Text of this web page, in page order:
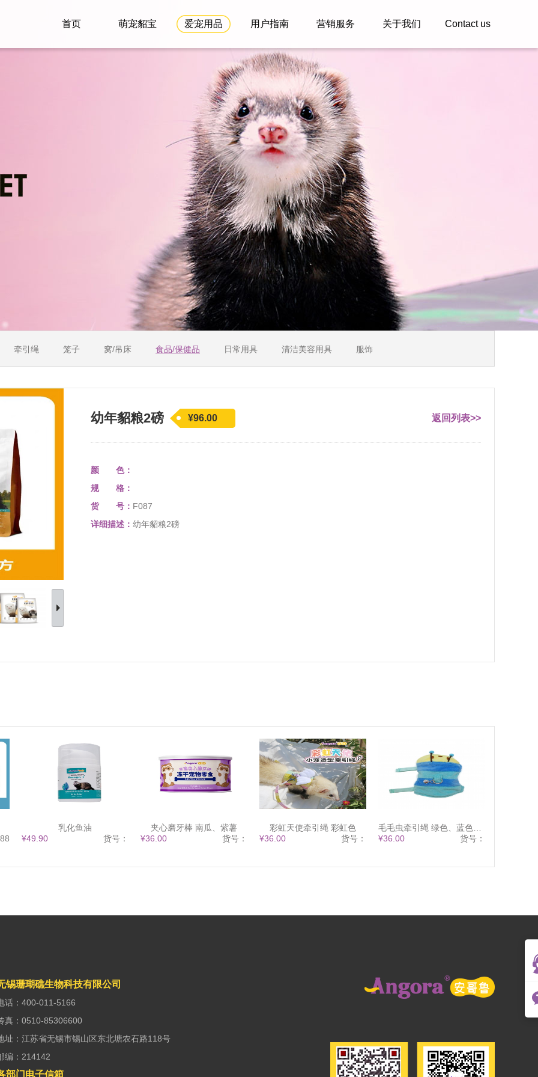
首页 萌宠貂宝 爱宠用品 用户指南 营销服务 关于我们 Contact us
牵引绳 笼子 窝/吊床 食品/保健品 日常用具 清洁美容用具 服饰
幼年貂粮2磅 ¥96.00 返回列表>>
颜 色：
规 格：
货 号： F087
详细描述： 幼年貂粮2磅
乳化鱼油
¥49.90
货号：
夹心磨牙棒 南瓜、紫薯
¥36.00
货号：
彩虹天使牵引绳 彩虹色
¥36.00
货号：
¥36.00
货号：
锡珊瑚礁生物科技有限公司
话：400-011-5166
真：0510-85306600
址：江苏省无锡市锡山区东北塘农石路118号
编：214142
部门电子信箱